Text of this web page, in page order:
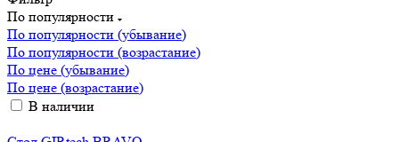
По популярности
По популярности (убывание)
По популярности (возрастание)
По цене (убывание)
По цене (возрастание)
В наличии